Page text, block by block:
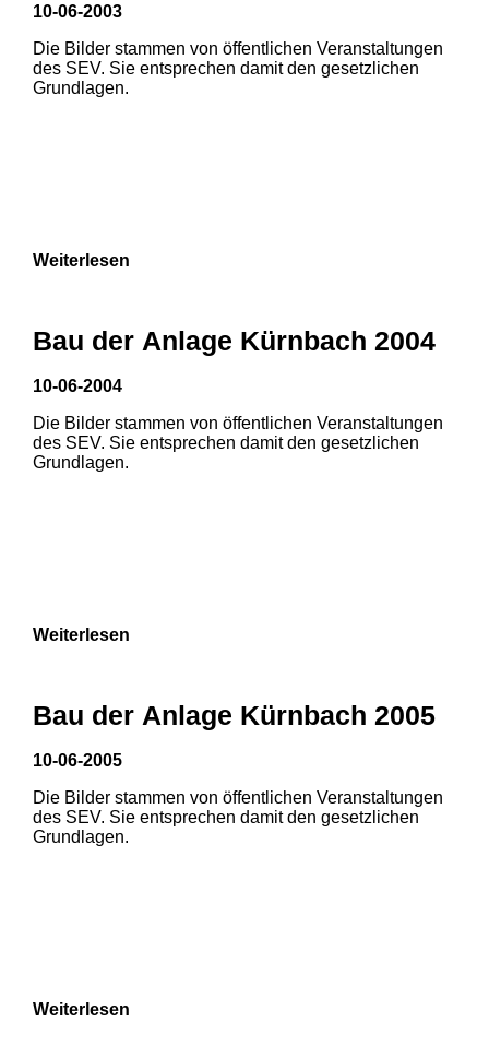
1 2
1 2
10-06-2003
Die Bilder stammen von öffentlichen Veranstaltungen
des SEV. Sie entsprechen damit den gesetzlichen
Grundlagen.
Weiterlesen
Bau der Anlage Kürnbach 2004
10-06-2004
Die Bilder stammen von öffentlichen Veranstaltungen
des SEV. Sie entsprechen damit den gesetzlichen
Grundlagen.
Weiterlesen
Bau der Anlage Kürnbach 2005
10-06-2005
Die Bilder stammen von öffentlichen Veranstaltungen
des SEV. Sie entsprechen damit den gesetzlichen
Grundlagen.
Weiterlesen